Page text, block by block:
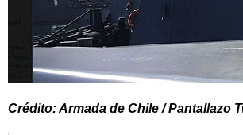
Crédito: Armada de Chile / Pantallazo